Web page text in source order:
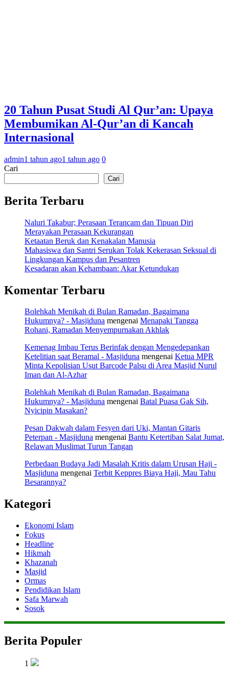
20 Tahun Pusat Studi Al Qur’an: Upaya
Membumikan Al-Qur’an di Kancah
Internasional
admin1 tahun ago1 tahun ago 0
Cari
Cari
Berita Terbaru
Naluri Takabur; Perasaan Terancam dan Tipuan Diri
Merayakan Perasaan Kekurangan
Ketaatan Beruk dan Kenakalan Manusia
Mahasiswa dan Santri Serukan Tolak Kekerasan Seksual di
Lingkungan Kampus dan Pesantren
Kesadaran akan Kehambaan: Akar Ketundukan
Komentar Terbaru
Bolehkah Menikah di Bulan Ramadan, Bagaimana
Hukumnya? - Masjiduna mengenai Menapaki Tangga
Rohani, Ramadan Menyempurnakan Akhlak
Kemenag Imbau Terus Berinfak dengan Mengedepankan
Ketelitian saat Beramal - Masjiduna mengenai Ketua MPR
Minta Kepolisian Usut Barcode Palsu di Area Masjid Nurul
Iman dan Al-Azhar
Bolehkah Menikah di Bulan Ramadan, Bagaimana
Hukumnya? - Masjiduna mengenai Batal Puasa Gak Sih,
Nyicipin Masakan?
Pesan Dakwah dalam Fesyen dari Uki, Mantan Gitaris
Peterpan - Masjiduna mengenai Bantu Ketertiban Salat Jumat,
Relawan Muslimat Turun Tangan
Perbedaan Budaya Jadi Masalah Kritis dalam Urusan Haji -
Masjiduna mengenai Terbit Keppres Biaya Haji, Mau Tahu
Besarannya?
Kategori
Ekonomi Islam
Fokus
Headline
Hikmah
Khazanah
Masjid
Ormas
Pendidikan Islam
Safa Marwah
Sosok
Berita Populer
1